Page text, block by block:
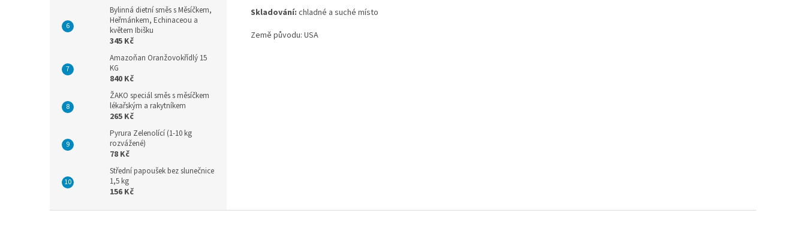
Bylinná dietní směs s Měsíčkem,
Heřmánkem, Echinaceou a
květem Ibišku
345 Kč
Amazoňan Oranžovokřídlý 15
KG
840 Kč
ŽAKO speciál směs s měsíčkem
lékařským a rakytníkem
265 Kč
Pyrura Zelenolící (1-10 kg
rozvážené)
78 Kč
Střední papoušek bez slunečnice
1,5 kg
156 Kč
Skladování: chladné a suché místo
Země původu: USA